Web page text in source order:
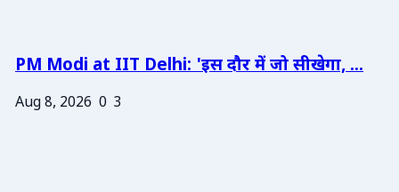
PM Modi at IIT Delhi: 'इस दौर में जो सीखेगा, ...
Aug 8, 2026 0 3